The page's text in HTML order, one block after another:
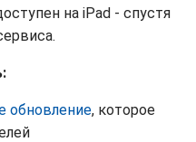
на iPad - спустя
обновление, которое